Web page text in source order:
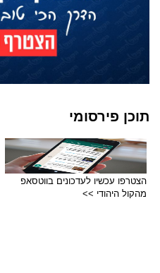
תוכן פירסומי
הצטרפו עכשיו לעדכונים בווטסאפ
מהקול היהודי >>